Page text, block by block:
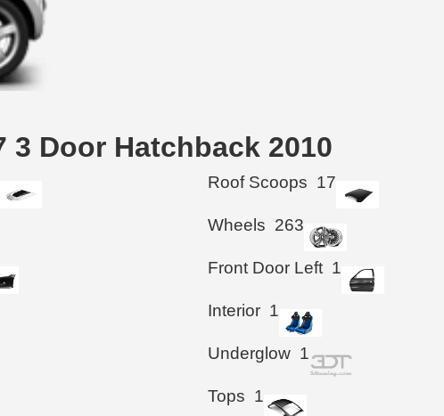
Door Hatchback 2010
Roof Scoops 17
Wheels 263
Front Door Left 1
Interior 1
Underglow 1
Tops 1